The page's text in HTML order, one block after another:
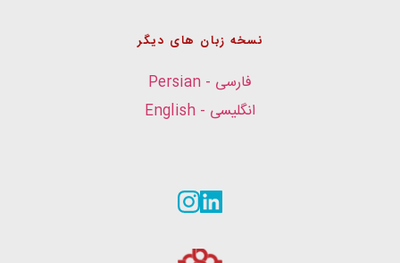
نسخه زبان های دیگر
فارسی - Persian
انگلیسی - English